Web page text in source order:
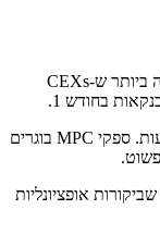
הסיבה הגדולה ביותר ש-CEXs
בחודש 1.
כמעט תמיד טעות. ספקי MPC בוגרים
אופציונליות